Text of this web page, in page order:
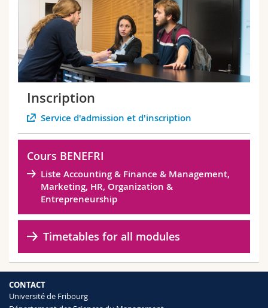
Inscription
Service d'admission et d'inscription
Cours BENEFRI
Liste Accounting & Finance & Management,
Marketing, HR, Organization &
Entrepreneurship
Timetables for all modules
CONTACT
Université de Fribourg